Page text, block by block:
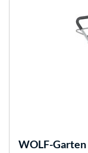
WOLF-Garten